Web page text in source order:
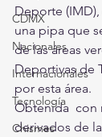
CDMX
Nacionales
Internacionales
Tecnología
Chismes
Deporte
una pipa que
de las áreas
Deportivas de
por esta área.
Obtenida  con
derivados de